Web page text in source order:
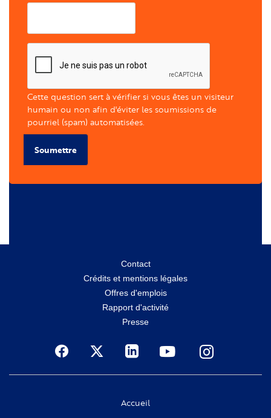
Cette question sert à vérifier si vous êtes un visiteur
humain ou non afin d'éviter les soumissions de
pourriel (spam) automatisées.
Soumettre
Contact
Crédits et mentions légales
Offres d'emplois
Rapport d'activité
Presse
Social
Accueil